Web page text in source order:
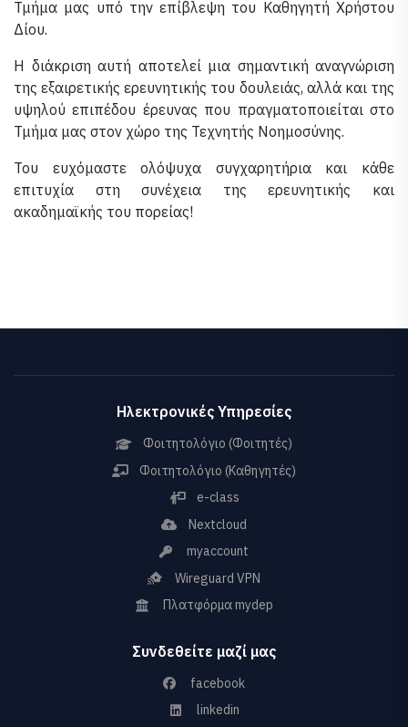
Τμήμα μας υπό την επίβλεψη του Καθηγητή Χρήστου
Δίου.
Η διάκριση αυτή αποτελεί μια σημαντική αναγνώριση
της εξαιρετικής ερευνητικής του δουλειάς, αλλά και της
υψηλού επιπέδου έρευνας που πραγματοποιείται στο
Τμήμα μας στον χώρο της Τεχνητής Νοημοσύνης.
Του ευχόμαστε ολόψυχα συγχαρητήρια και κάθε
επιτυχία στη συνέχεια της ερευνητικής και
ακαδημαϊκής του πορείας!
Ηλεκτρονικές Υπηρεσίες
Φοιτητολόγιο (Φοιτητές)
Φοιτητολόγιο (Καθηγητές)
e-class
Nextcloud
myaccount
Wireguard VPN
Πλατφόρμα mydep
Συνδεθείτε μαζί μας
facebook
linkedin